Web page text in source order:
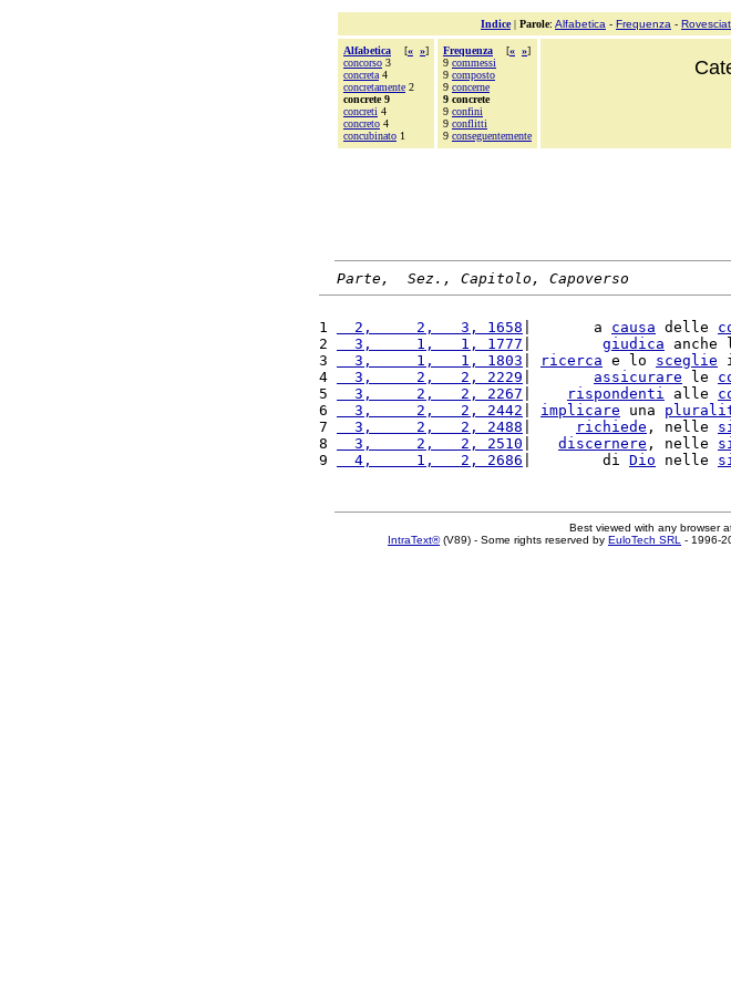
Indice| Parole: Alfabetica - Frequenza -
Alfabetica [« »]
concorso 3
concreta 4
concretamente 2
concrete 9
concreti 4
concreto 4
concubinato 1
Frequenza [« »]
9 commessi
9 composto
9 concerne
9 concrete
9 confini
9 conflitti
9 conseguentemente
Parte,  Sez., Capitolo, Capoverso
1
  2,     2,   3, 1658
|       a causa delle
2
  3,     1,   1, 1777
giudica anche
3
  3,     1,   1, 1803
ricerca e lo sceglie
4
  3,     2,   2, 2229
assicurare le
5
  3,     2,   2, 2267
rispondenti alle
6
  3,     2,   2, 2442
implicare una
7
  3,     2,   2, 2488
richiede , nelle
8
  3,     2,   2, 2510
discernere , nelle
9
  4,     1,   2, 2686
|        di Dio nelle
Best viewed with any browser
IntraText®(V89) - Some rights reserved by EuloTech SRL - 1996-